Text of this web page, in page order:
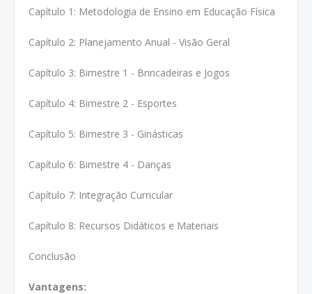
Capítulo 1: Metodologia de Ensino em Educação Física
Capítulo 2: Planejamento Anual - Visão Geral
Capítulo 3: Bimestre 1 - Brincadeiras e Jogos
Capítulo 4: Bimestre 2 - Esportes
Capítulo 5: Bimestre 3 - Ginásticas
Capítulo 6: Bimestre 4 - Danças
Capítulo 7: Integração Curricular
Capítulo 8: Recursos Didáticos e Materiais
Conclusão
Vantagens: